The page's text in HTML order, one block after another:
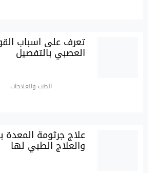
تعرف على اسباب
العصبي بالتفصيل
الطب والعلاجات
علاج جرثومة المعدة
والعلاج الطبي لها